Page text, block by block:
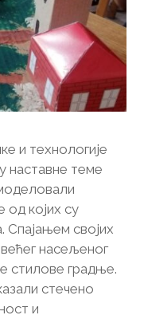
и технологије
наставне теме
од којих су
својих
насељеног
стилове градње.
стечено
и